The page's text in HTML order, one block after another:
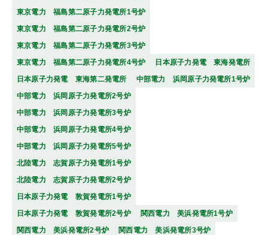
東京電力 福島第二原子力発電所1号炉
東京電力 福島第二原子力発電所2号炉
東京電力 福島第二原子力発電所3号炉
東京電力 福島第二原子力発電所4号炉
日本原子力発電 東海発電所
日本原子力発電 東海第二発電所
中部電力 浜岡原子力発電所1号炉
中部電力 浜岡原子力発電所2号炉
中部電力 浜岡原子力発電所3号炉
中部電力 浜岡原子力発電所4号炉
中部電力 浜岡原子力発電所5号炉
北陸電力 志賀原子力発電所1号炉
北陸電力 志賀原子力発電所2号炉
日本原子力発電 敦賀発電所1号炉
日本原子力発電 敦賀発電所2号炉
関西電力 美浜発電所1号炉
関西電力 美浜発電所2号炉
関西電力 美浜発電所3号炉